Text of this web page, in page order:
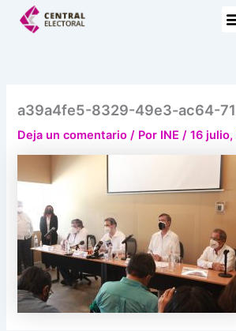
a39a4fe5-8329-49e3-ac64-
Deja un comentario / Por INE/16 julio,